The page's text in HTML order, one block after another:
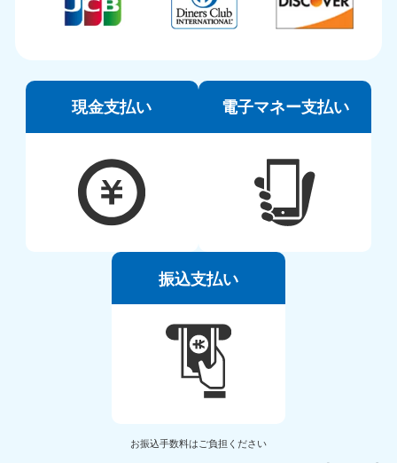
現金支払い 電子マネー支払い
振込支払い
お振込手数料はご負担ください